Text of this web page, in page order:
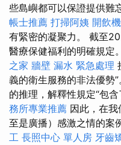
些島嶼都可以保證提供難
帳士推薦 打掃阿姨 開飲機
有緊密的凝聚力。 截至
醫療保健福利的明確規定。
之家 牆壁 漏水 緊急處理
義的衛生服務的非法優勢”
的推理，解釋性規定“包含
務所專業推薦 因此，在
至是廣播）感激之情的案
工 長照中心 單人房 牙齒